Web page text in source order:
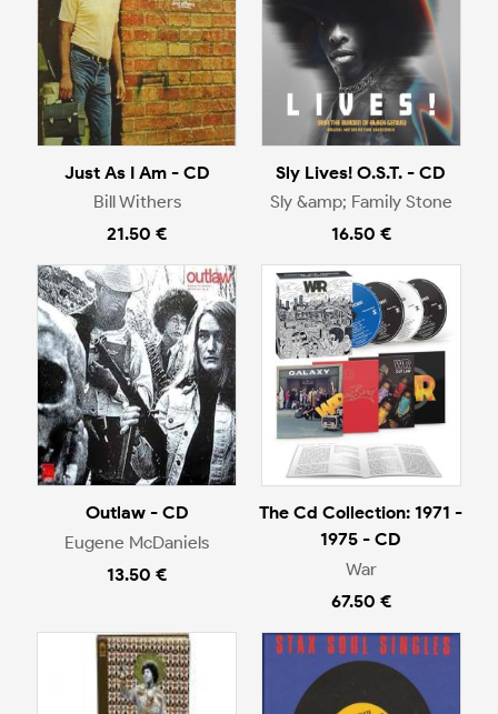
Just As I Am - CD
Bill Withers
21.50 €
Sly Lives! O.S.T. - CD
Sly &amp; Family Stone
16.50 €
Outlaw - CD
Eugene McDaniels
13.50 €
The Cd Collection: 1971 -
1975 - CD
War
67.50 €